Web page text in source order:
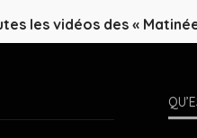
les vidéos des «